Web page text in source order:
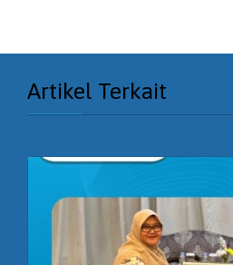
Artikel Terkait